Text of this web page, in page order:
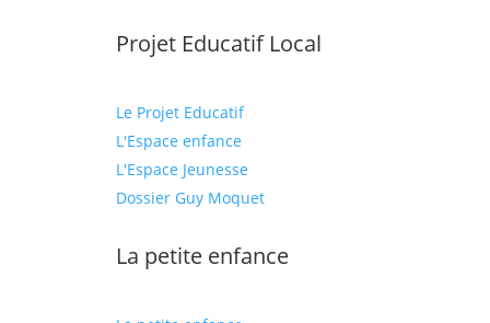
Projet Educatif Local
Le Projet Educatif
L'Espace enfance
L'Espace Jeunesse
Dossier Guy Moquet
La petite enfance